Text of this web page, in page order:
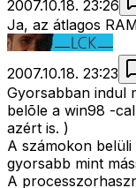
2007.10.18. 23:26
Ja, az átlagos
2007.10.18. 23:23
Gyorsabban indul
belõle a win98 -
azért is. )
A számokon
gyorsabb mint
A